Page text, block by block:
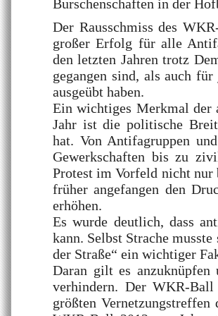
Burschenschaften in der
Der Rausschmiss des
großer Erfolg für alle
den letzten Jahren trotz
gegangen sind, als auch
ausgeübt haben.
Ein wichtiges Merkmal der
Jahr ist die politische
hat. Von Antifagruppen
Gewerkschaften bis zu
Protest im Vorfeld nicht nur
früher angefangen den
erhöhen.
Es wurde deutlich, dass
kann. Selbst Strache
der Straße“ ein wichtiger
Daran gilt es
verhindern. Der WKR-
größten